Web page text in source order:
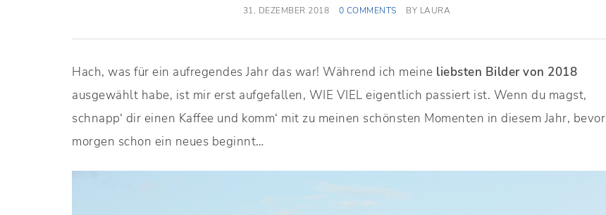
31. DEZEMBER 2018 0 COMMENTS BY LAURA
Hach, was für ein aufregendes Jahr das war! Während ich meine liebsten Bilder von 2018
ausgewählt habe, ist mir erst aufgefallen, WIE VIEL eigentlich passiert ist. Wenn du magst,
schnapp‘ dir einen Kaffee und komm‘ mit zu meinen schönsten Momenten in diesem Jahr, bevor
morgen schon ein neues beginnt…